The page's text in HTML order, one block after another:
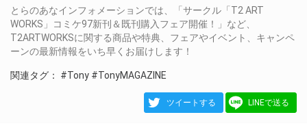
とらのあなインフォメーションでは、「サークル「T2 ART
WORKS」コミケ97新刊＆既刊購入フェア開催！」など、
T2ARTWORKSに関する商品や特典、フェアやイベント、キャンペ
ーンの最新情報をいち早くお届けします！
関連タグ： #Tony #TonyMAGAZINE
ツイートする LINEで送る